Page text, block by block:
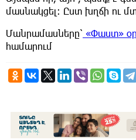
մասնակցել: Ըստ խղճի ու
Մանրամասները՝ «Փաստ»
համարում